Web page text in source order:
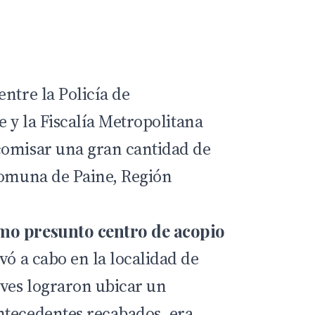
la Policía de
y la Fiscalía Metropolitana
una gran cantidad de
de Paine, Región
presunto centro de acopio
a cabo en la localidad de
lograron ubicar un